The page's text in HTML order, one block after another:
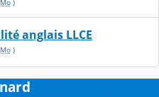
anglais LLCE
Mo)